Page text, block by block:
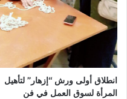
انطلاق أولى ورش “إزهار” لتأهيل
المرأة لسوق العمل في فن